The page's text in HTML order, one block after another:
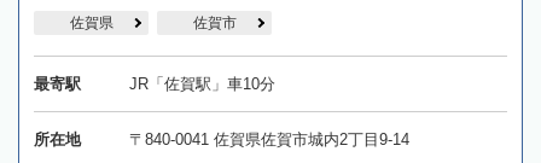
佐賀県 佐賀市
最寄駅 JR「佐賀駅」車10分
所在地 〒840-0041 佐賀県佐賀市城内2丁目9-14